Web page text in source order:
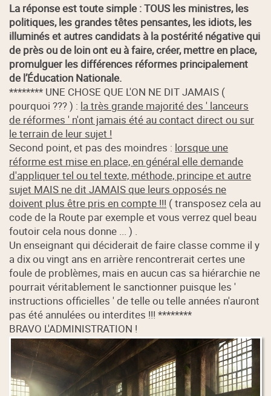
La réponse est toute simple : TOUS les ministres, les
politiques, les grandes têtes pensantes, les idiots, les
illuminés et autres candidats à la postérité négative qui
de près ou de loin ont eu à faire, créer, mettre en place,
promulguer les différences réformes principalement
de l’Éducation Nationale.
******** UNE CHOSE QUE L'ON NE DIT JAMAIS (
pourquoi ??? ) : la très grande majorité des ' lanceurs
de réformes ' n'ont jamais été au contact direct ou sur
le terrain de leur sujet !
Second point, et pas des moindres : lorsque une
réforme est mise en place, en général elle demande
d'appliquer tel ou tel texte, méthode, principe et autre
sujet MAIS ne dit JAMAIS que leurs opposés ne
doivent plus être pris en compte !!! ( transposez cela au
code de la Route par exemple et vous verrez quel beau
foutoir cela nous donne ... ) .
Un enseignant qui déciderait de faire classe comme il y
a dix ou vingt ans en arrière rencontrerait certes une
foule de problèmes, mais en aucun cas sa hiérarchie ne
pourrait véritablement le sanctionner puisque les '
instructions officielles ' de telle ou telle années n'auront
pas été annulées ou interdites !!! ********
BRAVO L'ADMINISTRATION !